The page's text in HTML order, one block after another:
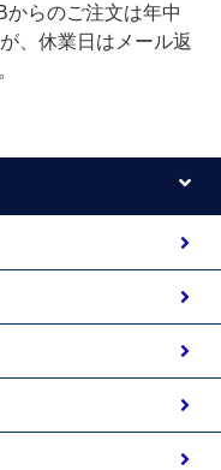
からのご注文は年中
、休業日はメール返